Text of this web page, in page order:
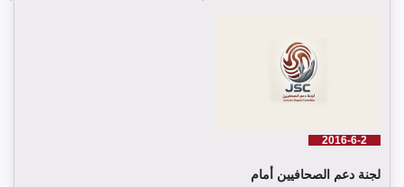
2016-6-2
لجنة دعم الصحافيين أمام